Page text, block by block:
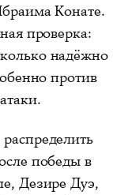
Конате.
проверка:
надёжно
против
победы в
Дезире Дуэ,